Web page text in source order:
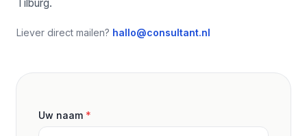
Tilburg.
Liever direct mailen? hallo@consultant.nl
Uw naam *